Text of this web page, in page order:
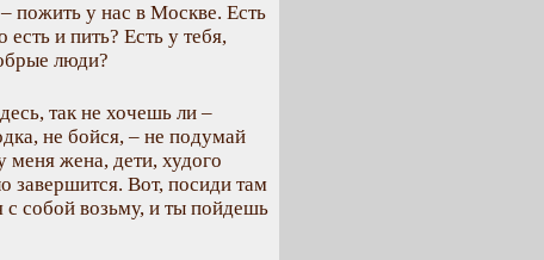
пожить у нас в Москве. Есть
есть и пить? Есть у тебя,
люди?
так не хочешь ли –
не бойся, – не подумай
меня жена, дети, худого
завершится. Вот, посиди там
с собой возьму, и ты пойдешь